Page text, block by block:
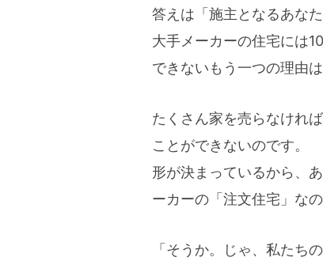
答えは「施主となるあなた
大手メーカーの住宅には
できないもう一つの理由
たくさん家を売らなけれ
ことができないのです。
形が決まっているから、
ーカーの「注文住宅」なの
「そうか。じゃ、私たち